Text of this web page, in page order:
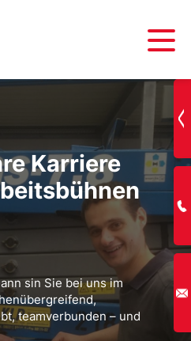
Karriere
sin Sie bei uns im
teamverbunden – und